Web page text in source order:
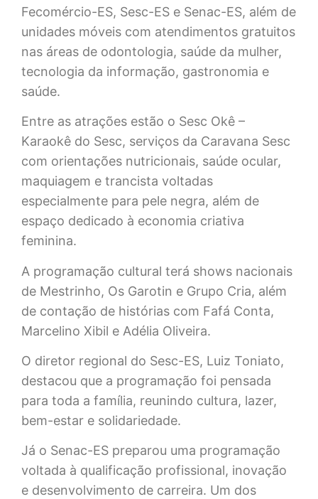
Fecomércio-ES, Sesc-ES e Senac-ES, além de
unidades móveis com atendimentos gratuitos
nas áreas de odontologia, saúde da mulher,
tecnologia da informação, gastronomia e
saúde.
Entre as atrações estão o Sesc Okê –
Karaokê do Sesc, serviços da Caravana Sesc
com orientações nutricionais, saúde ocular,
maquiagem e trancista voltadas
especialmente para pele negra, além de
espaço dedicado à economia criativa
feminina.
A programação cultural terá shows nacionais
de Mestrinho, Os Garotin e Grupo Cria, além
de contação de histórias com Fafá Conta,
Marcelino Xibil e Adélia Oliveira.
O diretor regional do Sesc-ES, Luiz Toniato,
destacou que a programação foi pensada
para toda a família, reunindo cultura, lazer,
bem-estar e solidariedade.
Já o Senac-ES preparou uma programação
voltada à qualificação profissional, inovação
e desenvolvimento de carreira. Um dos